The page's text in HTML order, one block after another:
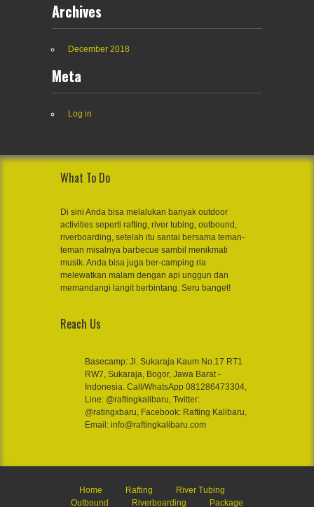
Archives
December 2018
Meta
Log in
What To Do
Di sini Anda bisa melalukan banyak outdoor
activities seperti rafting, river tubing, outbound,
riverboarding, setelah itu santai bersama teman-
teman misalnya barbecue sambil menikmati
musik. Anda bisa juga ber-camping ria
melewatkan malam dengan api unggun dan
memandangi langit berbintang. Seru banget!
Reach Us
Basecamp: Jl. Sukaraja Kaum No.17 RT1
RW7, Sukaraja, Bogor, Jawa Barat -
Indonesia. Call/WhatsApp 081286473304,
Line: @raftingkalibaru, Twitter:
@ratingxbaru, Facebook: Rafting Kalibaru,
Email: info@raftingkalibaru.com
Home Rafting
River Tubing
Outbound
Riverboarding Package